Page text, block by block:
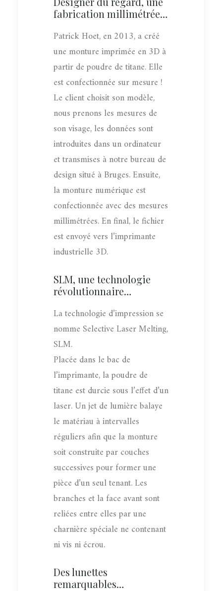
fabrication millimétrée…
Patrick Hoet, en 2013, a créé
une monture imprimée en 3D à
partir de poudre de titane. Elle
est confectionnée sur mesure !
Le client choisit son modèle,
nous prenons les mesures de
son visage, les données sont
introduites dans un ordinateur
et transmises à notre bureau de
design situé à Bruges. Ensuite,
la monture numérique est
confectionnée avec des mesures
millimétrées. En final, le fichier
est envoyé vers l’imprimante
industrielle 3D.
SLM, une technologie
révolutionnaire…
La technologie d’impression se
nomme Selective Laser Melting,
SLM.
Placée dans le bac de
l’imprimante, la poudre de
titane est durcie sous l’effet d’un
laser. Un jet de lumière balaye
le matériau à intervalles
réguliers afin que la monture
soit construite par couches
successives pour former une
pièce d’un seul tenant. Les
branches et la face avant sont
reliées entre elles par une
charnière spéciale ne contenant
ni vis ni écrou.
Des lunettes
remarquables…